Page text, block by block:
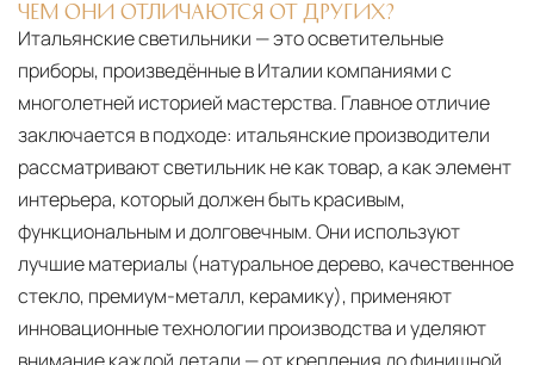
ЧЕМ ОНИ ОТЛИЧАЮТСЯ ОТ ДРУГИХ?
Итальянские светильники — это осветительные
приборы, произведённые в Италии компаниями с
многолетней историей мастерства. Главное отличие
заключается в подходе: итальянские производители
рассматривают светильник не как товар, а как элемент
интерьера, который должен быть красивым,
функциональным и долговечным. Они используют
лучшие материалы (натуральное дерево, качественное
стекло, премиум-металл, керамику), применяют
инновационные технологии производства и уделяют